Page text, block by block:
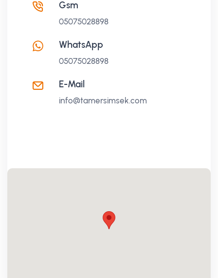
Gsm
05075028898
WhatsApp
05075028898
E-Mail
info@tamersimsek.com